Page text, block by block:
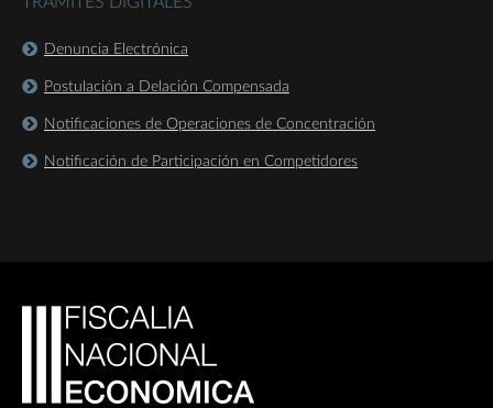
Denuncia Electrónica
Postulación a Delación Compensada
Notificaciones de Operaciones de Concentración
Notificación de Participación en Competidores